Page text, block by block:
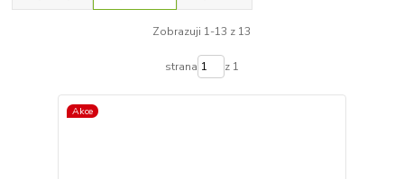
Zobrazuji 1-13 z 13
strana z 1
Akce